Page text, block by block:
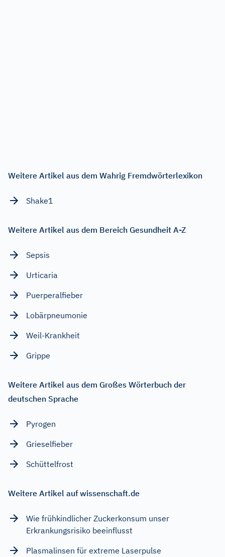
Weitere Artikel aus dem Wahrig Fremdwörterlexikon
Shake1
Weitere Artikel aus dem Bereich Gesundheit A-Z
Sepsis
Urticaria
Puerperalfieber
Lobärpneumonie
Weil-Krankheit
Grippe
Weitere Artikel aus dem Großes Wörterbuch der
deutschen Sprache
Pyrogen
Grieselfieber
Schüttelfrost
Weitere Artikel auf wissenschaft.de
Wie frühkindlicher Zuckerkonsum unser
Erkrankungsrisiko beeinflusst
Plasmalinsen für extreme Laserpulse